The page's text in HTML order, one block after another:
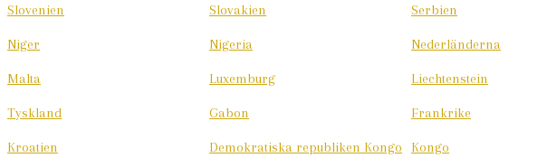
Slovenien Slovakien Serbien
Niger Nigeria Nederländerna
Malta Luxemburg Liechtenstein
Tyskland Gabon Frankrike
Kroatien Demokratiska republiken Kongo Kongo